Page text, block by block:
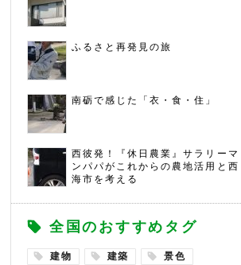
ふるさと再発見の旅
南砺で感じた「衣・食・住」
西彼発！『休日農業』サラリーマ
ンパパがこれからの農地活用と西
海市を考える
全国のおすすめタグ
建物 建築 景色